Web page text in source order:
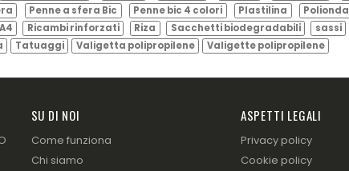
Penne a sfera Bic Penne bic 4 colori Plastilina Polionda
Ricambi rinforzati Riza Sacchetti biodegradabili sassi
Tatuaggi Valigetta polipropilene Valigette polipropilene
SU DI NOI
Come funziona
Chi siamo
ASPETTI LEGALI
Privacy policy
Cookie policy